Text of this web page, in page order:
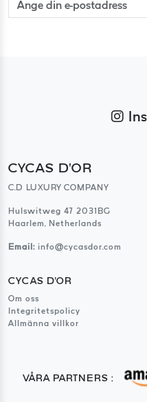
CYCAS D'OR
C.D LUXURY COMPANY
Hulswitweg 47 2031BG
Haarlem, Netherlands
Email: info@cycasdor.com
CYCAS D'OR
Om oss
Integritetspolicy
Allmänna villkor
VÅRA PARTNERS :